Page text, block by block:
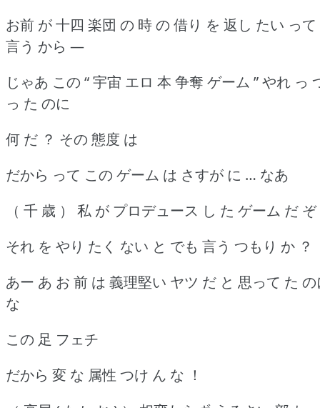
お前 が 十四 楽団 の 時 の 借り を 返し たい って
言う から ―
じゃあ この “ 宇宙 エロ 本 争奪 ゲーム ” やれ っ
っ た のに
何 だ ？ その 態度 は
だから って この ゲーム は さすが に … なあ
（ 千 歳 ） 私 が プロデュース し た ゲーム だ ぞ
それ を やり たく ない と でも 言う つもり か ？
あー あ お 前 は 義理堅い ヤツ だ と 思って た
な
この 足 フェチ
だから 変 な 属性 つけ ん な ！